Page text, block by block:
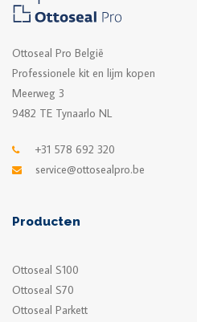
Ottoseal Pro België
Professionele kit en lijm kopen
Meerweg 3
9482 TE Tynaarlo NL
+31 578 692 320
service@ottosealpro.be
Producten
Ottoseal S100
Ottoseal S70
Ottoseal Parkett